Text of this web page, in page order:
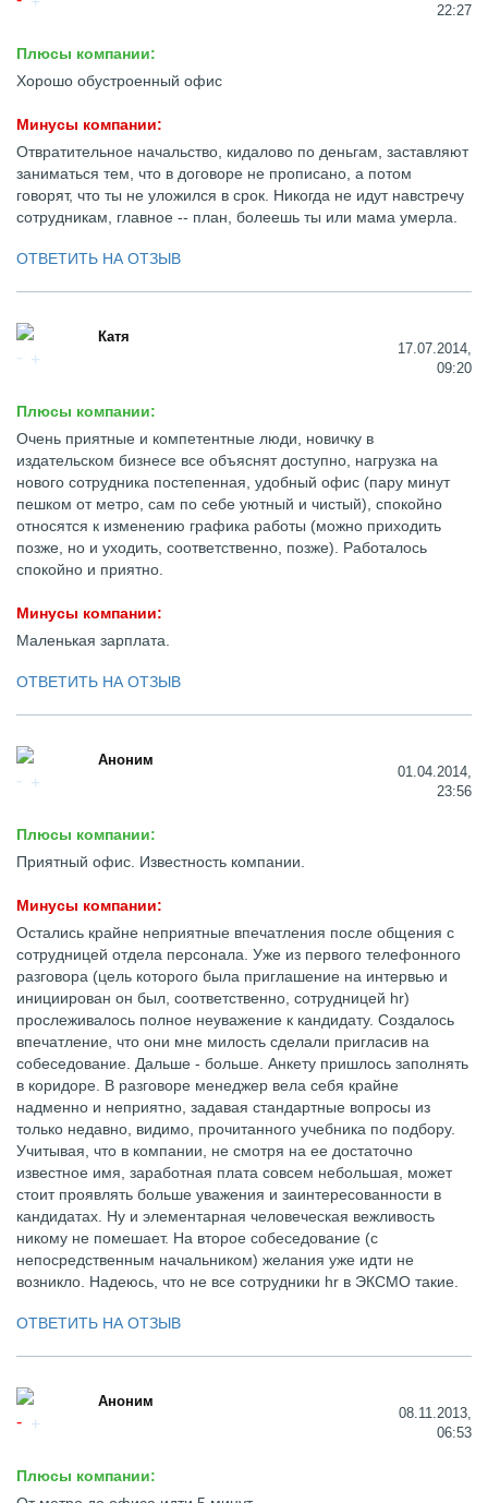
22:27
Плюсы компании:
Хорошо обустроенный офис
Минусы компании:
Отвратительное начальство, кидалово по деньгам, заставляют
заниматься тем, что в договоре не прописано, а потом
говорят, что ты не уложился в срок. Никогда не идут навстречу
сотрудникам, главное -- план, болеешь ты или мама умерла.
ОТВЕТИТЬ НА ОТЗЫВ
Катя
17.07.2014,
09:20
Плюсы компании:
Очень приятные и компетентные люди, новичку в
издательском бизнесе все объяснят доступно, нагрузка на
нового сотрудника постепенная, удобный офис (пару минут
пешком от метро, сам по себе уютный и чистый), спокойно
относятся к изменению графика работы (можно приходить
позже, но и уходить, соответственно, позже). Работалось
спокойно и приятно.
Минусы компании:
Маленькая зарплата.
ОТВЕТИТЬ НА ОТЗЫВ
Аноним
01.04.2014,
23:56
Плюсы компании:
Приятный офис. Известность компании.
Минусы компании:
Остались крайне неприятные впечатления после общения с
сотрудницей отдела персонала. Уже из первого телефонного
разговора (цель которого была приглашение на интервью и
инициирован он был, соответственно, сотрудницей hr)
прослеживалось полное неуважение к кандидату. Создалось
впечатление, что они мне милость сделали пригласив на
собеседование. Дальше - больше. Анкету пришлось заполнять
в коридоре. В разговоре менеджер вела себя крайне
надменно и неприятно, задавая стандартные вопросы из
только недавно, видимо, прочитанного учебника по подбору.
Учитывая, что в компании, не смотря на ее достаточно
известное имя, заработная плата совсем небольшая, может
стоит проявлять больше уважения и заинтересованности в
кандидатах. Ну и элементарная человеческая вежливость
никому не помешает. На второе собеседование (с
непосредственным начальником) желания уже идти не
возникло. Надеюсь, что не все сотрудники hr в ЭКСМО такие.
ОТВЕТИТЬ НА ОТЗЫВ
Аноним
08.11.2013,
06:53
Плюсы компании: